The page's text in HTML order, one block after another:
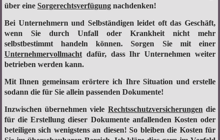
über eine Sorgerechtsverfügungnachdenken!
Bei Unternehmern und Selbständigen leidet oft das Geschäft,
wenn Sie durch Unfall oder Krankheit nicht mehr
selbstbestimmt handeln können. Sorgen Sie mit einer
Unternehmervollmachtdafür, dass Ihr Unternehmen weiter
betrieben werden kann.
Mit Ihnen gemeinsam erörtere ich Ihre Situation und erstelle
sodann die für Sie allein passenden Dokumente!
Inzwischen übernehmen viele Rechtsschutzversicherungen die
für die Erstellung dieser Dokumente anfallenden Kosten oder
beteiligen sich wenigstens an diesen! So bleiben die Kosten für